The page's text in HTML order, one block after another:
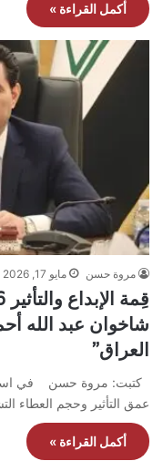
أكمل القراءة »
مروة حسن مايو 17, 2026
شاخوان عبد الله
العراق”
كتبت: مروة حسن في
عمق التأثير وحجم العطاء
أكمل القراءة »